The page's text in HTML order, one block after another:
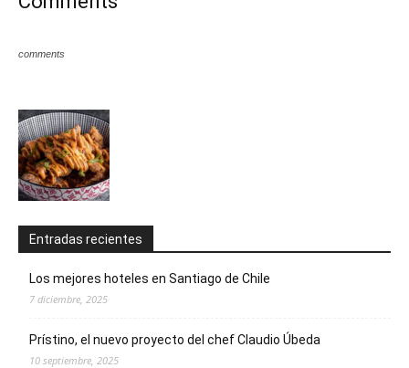
comments
Entradas recientes
Los mejores hoteles en Santiago de Chile
7 diciembre, 2025
Prístino, el nuevo proyecto del chef Claudio Úbeda
10 septiembre, 2025